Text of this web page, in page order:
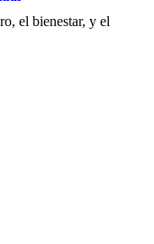
el bienestar, y el